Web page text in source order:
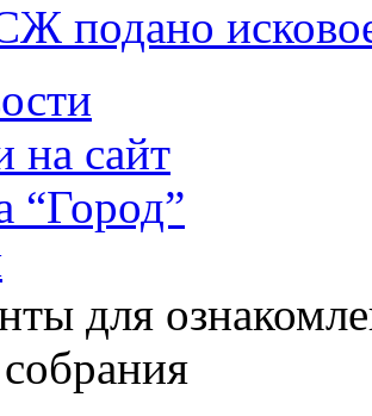
подано
на сайт
“Город”
для